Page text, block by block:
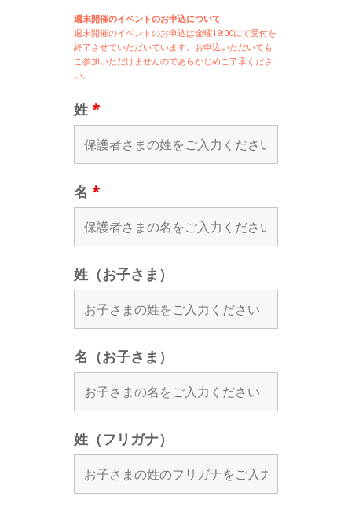
週末開催のイベントのお申込について
週末開催のイベントのお申込は金曜19:00にて受付を
終了させていただいています。お申込いただいても
ご参加いただけませんのであらかじめご了承くださ
い。
姓 *
名 *
姓（お子さま）
名（お子さま）
姓（フリガナ）